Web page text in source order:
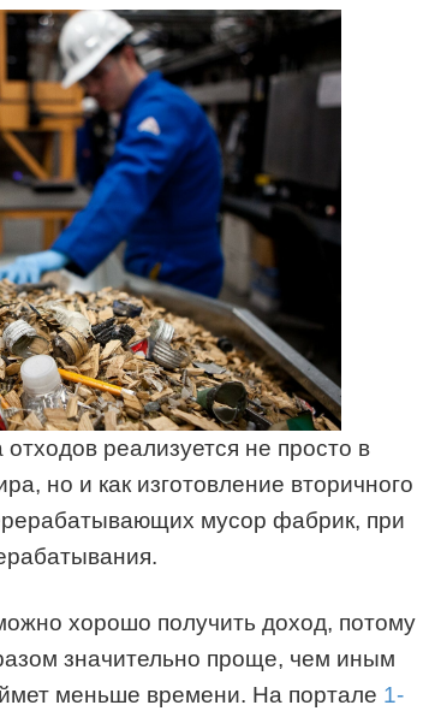
реализуется не просто в
но и как изготовление вторичного
мусор фабрик, при
хорошо получить доход, потому
значительно проще, чем иным
меньше времени. На портале 1-